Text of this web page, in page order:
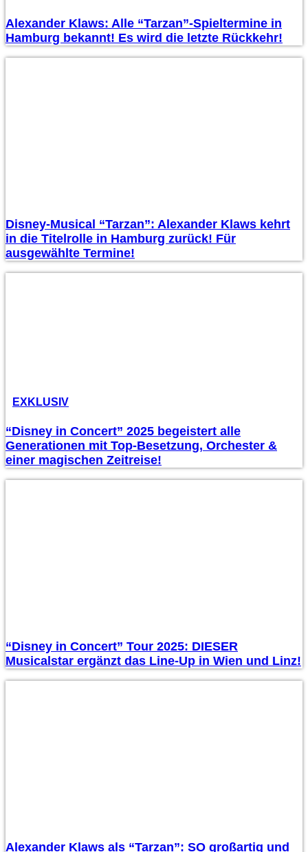
Alexander Klaws: Alle “Tarzan”-Spieltermine in
Hamburg bekannt! Es wird die letzte Rückkehr!
Disney-Musical “Tarzan”: Alexander Klaws kehrt
in die Titelrolle in Hamburg zurück! Für
ausgewählte Termine!
EXKLUSIV
“Disney in Concert” 2025 begeistert alle
Generationen mit Top-Besetzung, Orchester &
einer magischen Zeitreise!
“Disney in Concert” Tour 2025: DIESER
Musicalstar ergänzt das Line-Up in Wien und Linz!
Alexander Klaws als “Tarzan”: SO großartig und